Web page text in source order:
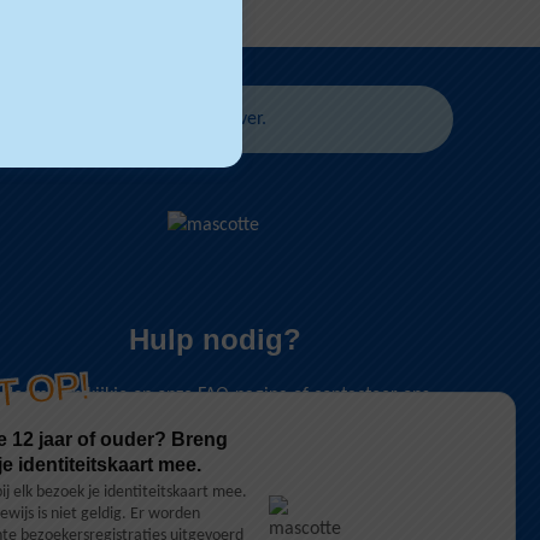
OP!
12 jaar of ouder? Breng
identiteitskaart mee.
elk bezoek je identiteitskaart mee.
is niet geldig. Er worden
bezoekersregistraties uitgevoerd
geldig. Lees er hier alles over.
Hulp nodig?
Neem een kijkje op onzeFAQ-paginaof contacteer ons
Let op!
Reservaties per e-mail zijn niet mogelijk.
FAQ